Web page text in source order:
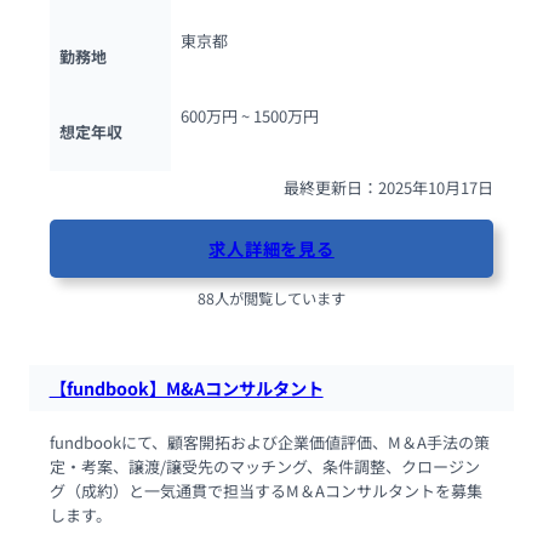
勤務地
東京都
想定年収
600万円 ~ 1500万円
最終更新日：2025年10月17日
求人詳細を見る
88人が閲覧しています
【fundbook】M&Aコンサルタント
fundbookにて、顧客開拓および企業価値評価、M＆A手法の策
定・考案、譲渡/譲受先のマッチング、条件調整、クロージン
グ（成約）と一気通貫で担当するM＆Aコンサルタントを募集
します。